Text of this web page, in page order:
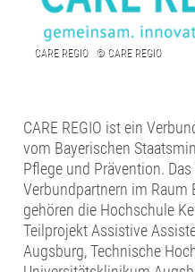
CARE REGIO ist ein
vom Bayerischen
Pflege und Prävention.
Verbundpartnern im Raum
gehören die Hochschule
Teilprojekt Assistive
Augsburg, Technische